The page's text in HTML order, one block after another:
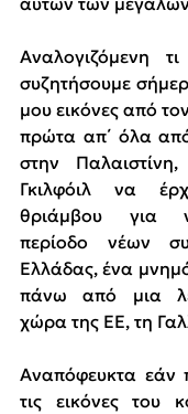
Αναλογιζόμενη
συζητήσουμε
μου εικόνες από
πρώτα απ΄ όλα
στην
Γκιλφόιλ να
θριάμβου για
περίοδο νέων
Ελλάδας, ένα
πάνω από μια
χώρα της ΕΕ, τη
Αναπόφευκτα εάν
τις εικόνες του